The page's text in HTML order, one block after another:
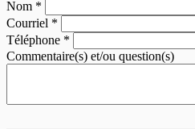
Nom *
Courriel *
Téléphone *
Commentaire(s) et/ou question(s)